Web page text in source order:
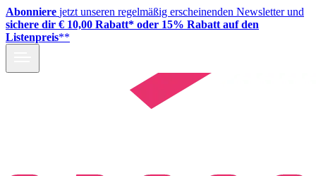
Abonniere jetzt unseren regelmäßig erscheinenden Newsletter und
sichere dir € 10,00 Rabatt* oder 15% Rabatt auf den
Listenpreis**